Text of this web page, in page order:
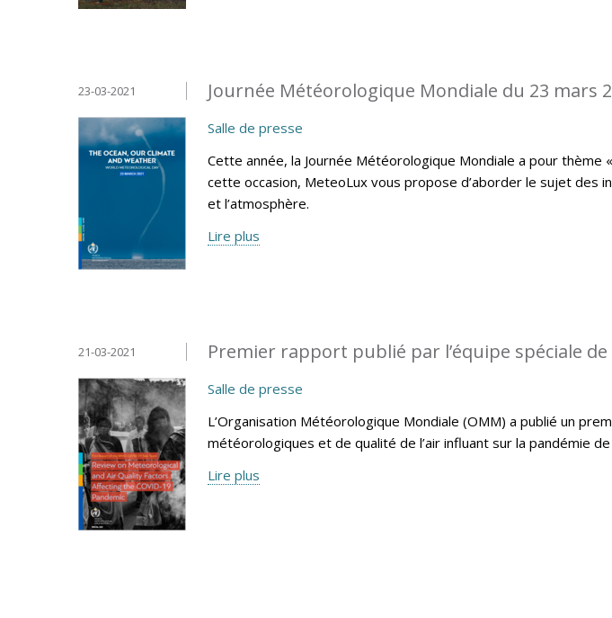
Journée Météorologique Mondiale du 23 mars
23-03-2021
Salle de presse
Cette année, la Journée Météorologique Mondiale a pour thème
cette occasion, MeteoLux vous propose d’aborder le sujet des
et l’atmosphère.
Lire plus
Premier rapport publié par l’équipe spéciale de
21-03-2021
Salle de presse
L’Organisation Météorologique Mondiale (OMM) a publié un
météorologiques et de qualité de l’air influant sur la pandémie de
Lire plus